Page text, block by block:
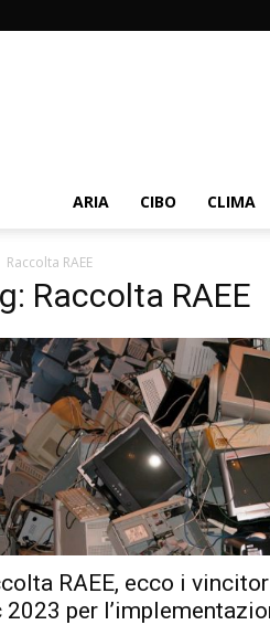
ARIA CIBO CLIMA
Raccolta RAEE
Raccolta RAEE
RAEE, ecco i
2023 per